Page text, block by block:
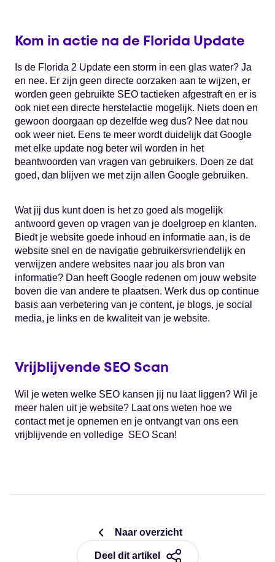
Kom in actie na de Florida Update
Is de Florida 2 Update een storm in een glas water? Ja
en nee. Er zijn geen directe oorzaken aan te wijzen, er
worden geen gebruikte SEO tactieken afgestraft en er is
ook niet een directe herstelactie mogelijk. Niets doen en
gewoon doorgaan op dezelfde weg dus? Nee dat nou
ook weer niet. Eens te meer wordt duidelijk dat Google
met elke update nog beter wil worden in het
beantwoorden van vragen van gebruikers. Doen ze dat
goed, dan blijven we met zijn allen Google gebruiken.
Wat jij dus kunt doen is het zo goed als mogelijk
antwoord geven op vragen van je doelgroep en klanten.
Biedt je website goede inhoud en informatie aan, is de
website snel en de navigatie gebruikersvriendelijk en
verwijzen andere websites naar jou als bron van
informatie? Dan heeft Google redenen om jouw website
boven die van andere te plaatsen. Werk dus op continue
basis aan verbetering van je content, je blogs, je social
media, je links en de kwaliteit van je website.
Vrijblijvende SEO Scan
Wil je weten welke SEO kansen jij nu laat liggen? Wil je
meer halen uit je website? Laat ons weten hoe we
contact met je opnemen en je ontvangt van ons een
vrijblijvende en volledige SEO Scan!
Naar overzicht
Deel dit artikel